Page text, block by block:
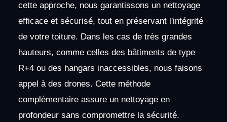
cette approche, nous garantissons un nettoyage
efficace et sécurisé, tout en préservant l'intégrité
de votre toiture. Dans les cas de très grandes
hauteurs, comme celles des bâtiments de type
R+4 ou des hangars inaccessibles, nous faisons
appel à des drones. Cette méthode
complémentaire assure un nettoyage en
profondeur sans compromettre la sécurité.